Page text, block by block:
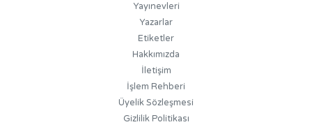
Yayınevleri
Yazarlar
Etiketler
Hakkımızda
İletişim
İşlem Rehberi
Üyelik Sözleşmesi
Gizlilik Politikası